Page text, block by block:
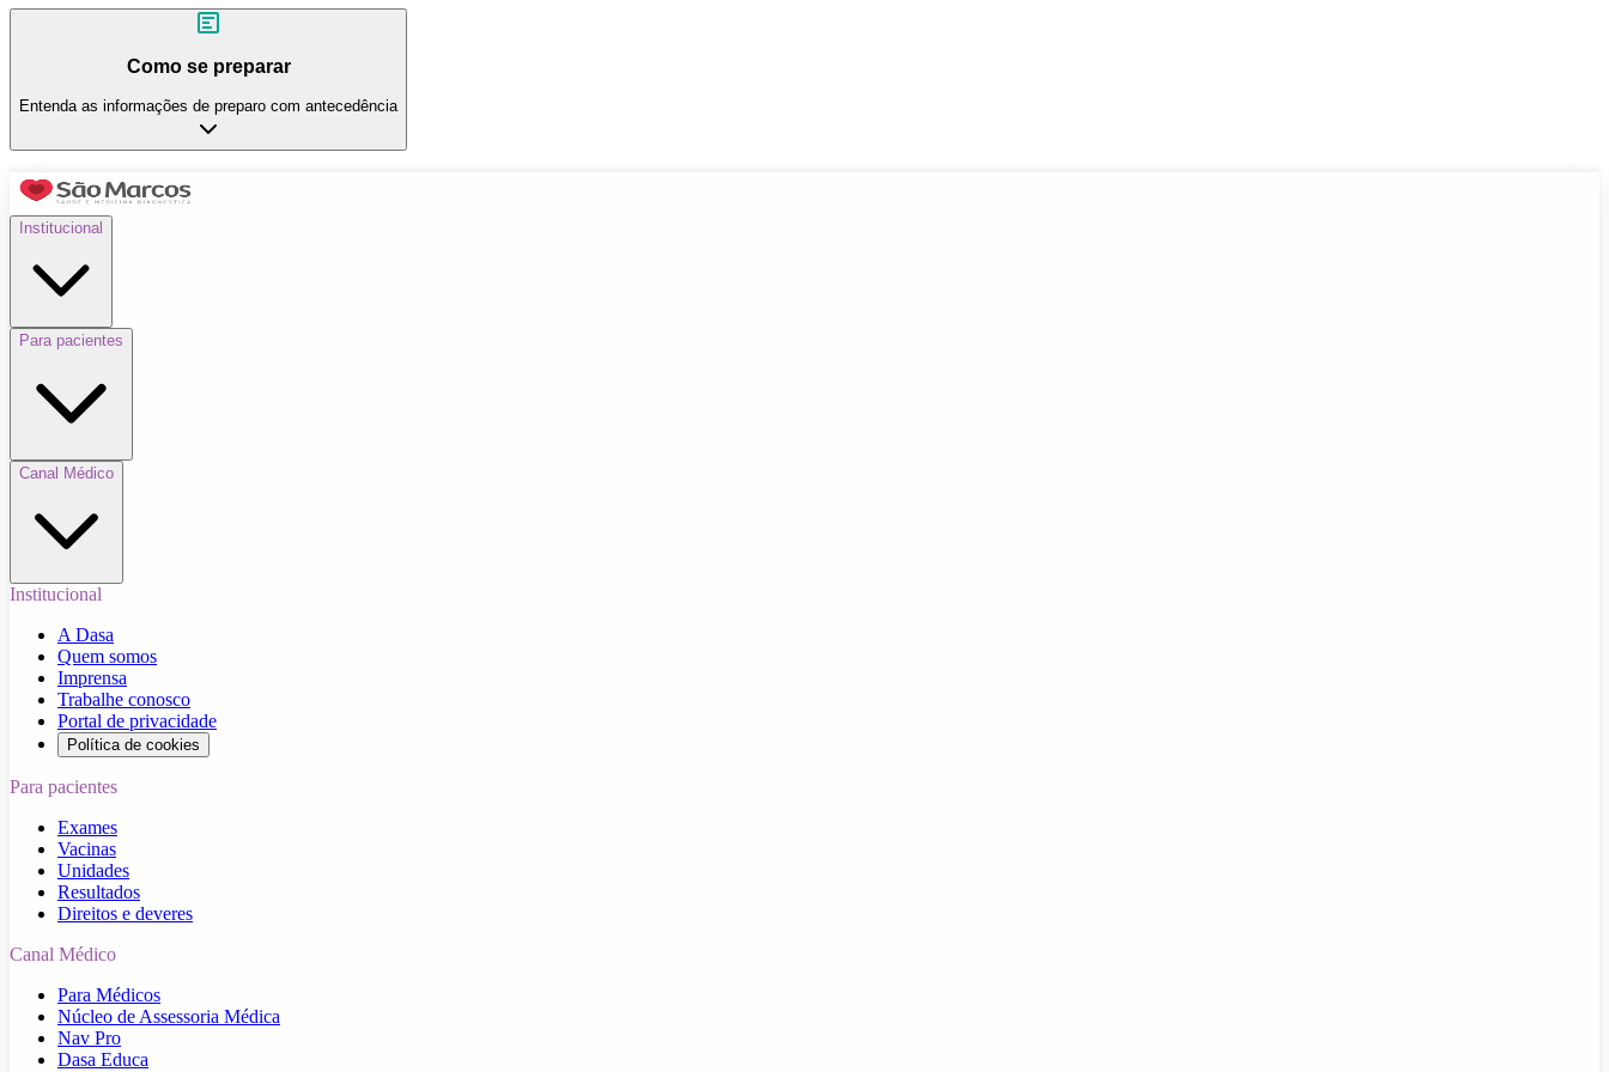
Como se preparar
Entenda as informações de preparo com antecedência
Institucional
Para pacientes
Canal Médico
Institucional
A Dasa
Quem somos
Imprensa
Trabalhe conosco
Portal de privacidade
Política de cookies
Para pacientes
Exames
Vacinas
Unidades
Resultados
Direitos e deveres
Canal Médico
Para Médicos
Núcleo de Assessoria Médica
Nav Pro
Dasa Educa